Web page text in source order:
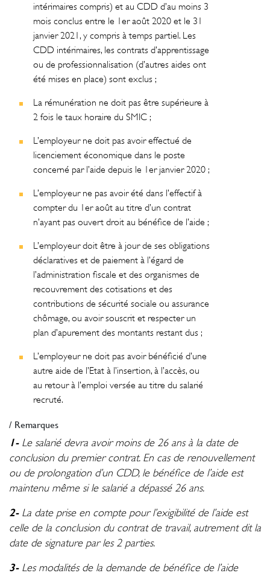
intérimaires compris) et au CDD d’au moins 3
mois conclus entre le 1er août 2020 et le 31
janvier 2021, y compris à temps partiel. Les
CDD intérimaires, les contrats d’apprentissage
ou de professionnalisation (d’autres aides ont
été mises en place) sont exclus ;
La rémunération ne doit pas être supérieure à
2 fois le taux horaire du SMIC ;
L’employeur ne doit pas avoir effectué de
licenciement économique dans le poste
concerné par l’aide depuis le 1er janvier 2020 ;
L’employeur ne pas avoir été dans l’effectif à
compter du 1er août au titre d’un contrat
n’ayant pas ouvert droit au bénéfice de l’aide ;
L’employeur doit être à jour de ses obligations
déclaratives et de paiement à l’égard de
l’administration fiscale et des organismes de
recouvrement des cotisations et des
contributions de sécurité sociale ou assurance
chômage, ou avoir souscrit et respecter un
plan d’apurement des montants restant dus ;
L’employeur ne doit pas avoir bénéficié d’une
autre aide de l’Etat à l’insertion, à l’accès, ou
au retour à l’emploi versée au titre du salarié
recruté.
/ Remarques
1-Le salarié devra avoir moins de 26 ans à la date de
conclusion du premier contrat. En cas de renouvellement
ou de prolongation d’un CDD, le bénéfice de l’aide est
maintenu même si le salarié a dépassé 26 ans.
2-La date prise en compte pour l’exigibilité de l’aide est
celle de la conclusion du contrat de travail, autrement dit la
date de signature par les 2 parties.
3-Les modalités de la demande de bénéfice de l’aide